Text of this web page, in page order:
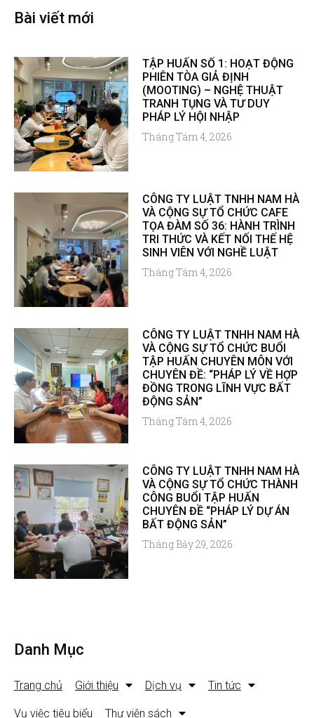
Bài viết mới
TẬP HUẤN SỐ 1: HOẠT ĐỘNG
PHIÊN TÒA GIẢ ĐỊNH
(MOOTING) – NGHỆ THUẬT
TRANH TỤNG VÀ TƯ DUY
PHÁP LÝ HỘI NHẬP
Tháng Tám 4, 2026
CÔNG TY LUẬT TNHH NAM HÀ
VÀ CỘNG SỰ TỔ CHỨC CAFE
TỌA ĐÀM SỐ 36: HÀNH TRÌNH
TRI THỨC VÀ KẾT NỐI THẾ HỆ
SINH VIÊN VỚI NGHỀ LUẬT
Tháng Tám 4, 2026
CÔNG TY LUẬT TNHH NAM HÀ
VÀ CỘNG SỰ TỔ CHỨC BUỔI
TẬP HUẤN CHUYÊN MÔN VỚI
CHUYÊN ĐỀ: “PHÁP LÝ VỀ HỢP
ĐỒNG TRONG LĨNH VỰC BẤT
ĐỘNG SẢN”
Tháng Tám 4, 2026
CÔNG TY LUẬT TNHH NAM HÀ
VÀ CỘNG SỰ TỔ CHỨC THÀNH
CÔNG BUỔI TẬP HUẤN
CHUYÊN ĐỀ “PHÁP LÝ DỰ ÁN
BẤT ĐỘNG SẢN”
Tháng Bảy 29, 2026
Danh Mục
Trang chủ Giới thiệu Dịch vụ Tin tức
Vụ việc tiêu biểu Thư viện sách